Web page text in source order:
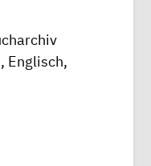
Englisch,